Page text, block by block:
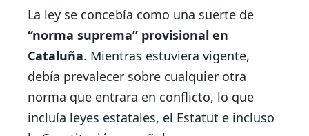
La ley se concebía como una suerte de
“norma suprema” provisional en
Cataluña. Mientras estuviera vigente,
debía prevalecer sobre cualquier otra
norma que entrara en conflicto, lo que
incluía leyes estatales, el Estatut e incluso